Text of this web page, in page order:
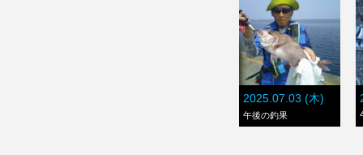
2025.07.03 (木)
午後の釣果